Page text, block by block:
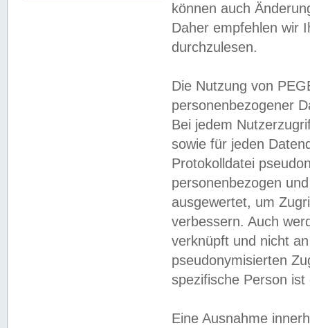
können auch
Daher empfehlen wir
durchzulesen.
Die Nutzung von
personenbezogener
Bei jedem
sowie für jeden
Protokolldatei
personenbezogen
ausgewertet, um
verbessern. Auch
verknüpft und nicht
pseudonymisierten
spezifische Person
Eine Ausnahme